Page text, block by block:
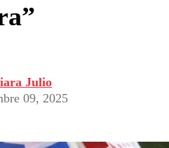
Julio
09, 2025